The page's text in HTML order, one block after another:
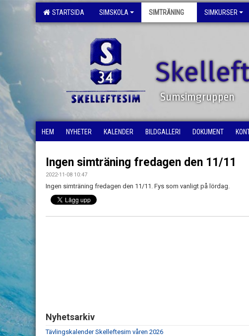
STARTSIDA SIMSKOLA SIMTRÄNING SIMKURSER
Sumsimgruppen
HEM NYHETER KALENDER BILDGALLERI DOKUMENT
Ingen simträning fredagen den 11/11
2022-11-08 10:47
Ingen simträning fredagen den 11/11. Fys som vanligt på lördag.
Nyhetsarkiv
Tävlingskalender Skelleftesim våren 2026